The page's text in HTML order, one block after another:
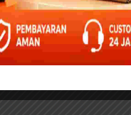
Ayah Bunda